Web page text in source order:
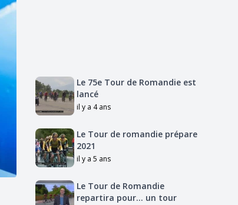
Le 75e Tour de Romandie est
lancé
il y a 4 ans
Le Tour de romandie prépare
2021
il y a 5 ans
Le Tour de Romandie
repartira pour... un tour